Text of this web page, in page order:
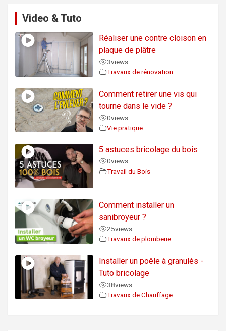
Video & Tuto
Réaliser une contre cloison en
plaque de plâtre
3views
Travaux de rénovation
Comment retirer une vis qui
tourne dans le vide ?
0views
Vie pratique
5 astuces bricolage du bois
0views
Travail du Bois
Comment installer un
sanibroyeur ?
25views
Travaux de plomberie
Installer un poêle à granulés -
Tuto bricolage
38views
Travaux de Chauffage